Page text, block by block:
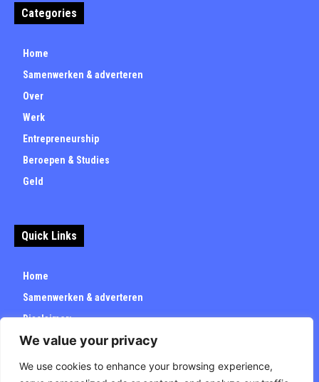
We value your privacy
We use cookies to enhance your browsing experience,
Categories
Home
Samenwerken & adverteren
Over
Werk
Entrepreneurship
Beroepen & Studies
Geld
Quick Links
Home
Samenwerken & adverteren
Disclaimer:
Over
Privacybeleid